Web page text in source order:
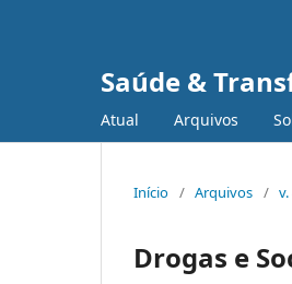
Saúde &
Atual Arquivos
Início / Arquivos /
Drogas e